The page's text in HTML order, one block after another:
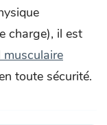
charge), il est
musculaire
toute sécurité.